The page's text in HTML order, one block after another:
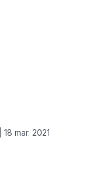
18 mar. 2021